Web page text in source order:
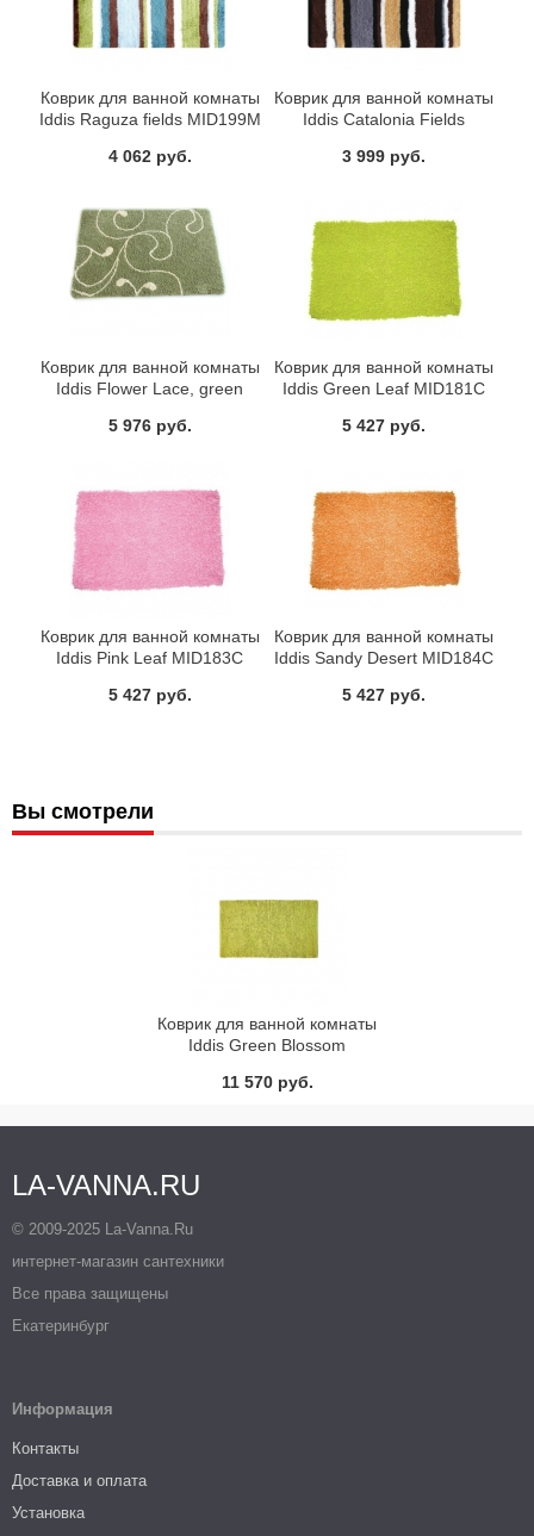
Коврик для ванной комнаты
Iddis Raguza fields MID199M
4 062 руб.
Коврик для ванной комнаты
Iddis Catalonia Fields
3 999 руб.
Коврик для ванной комнаты
Iddis Flower Lace, green
5 976 руб.
Коврик для ванной комнаты
Iddis Green Leaf MID181C
5 427 руб.
Коврик для ванной комнаты
Iddis Pink Leaf MID183C
5 427 руб.
Коврик для ванной комнаты
Iddis Sandy Desert MID184C
5 427 руб.
Вы смотрели
Коврик для ванной комнаты
Iddis Green Blossom
11 570 руб.
LA-VANNA.RU
© 2009-2025 La-Vanna.Ru
интернет-магазин сантехники
Все права защищены
Екатеринбург
Информация
Контакты
Доставка и оплата
Установка